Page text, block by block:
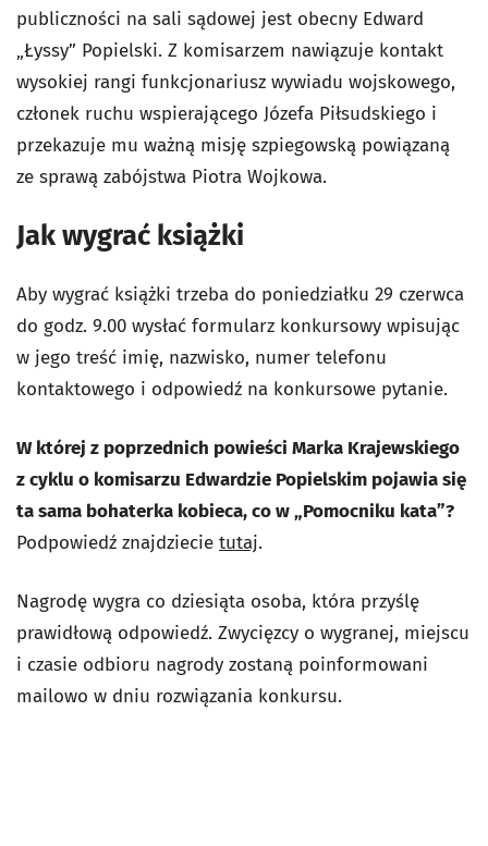
publiczności na sali sądowej jest obecny Edward
„Łyssy” Popielski. Z komisarzem nawiązuje kontakt
wysokiej rangi funkcjonariusz wywiadu wojskowego,
członek ruchu wspierającego Józefa Piłsudskiego i
przekazuje mu ważną misję szpiegowską powiązaną
ze sprawą zabójstwa Piotra Wojkowa.
Jak wygrać książki
Aby wygrać książki trzeba do poniedziałku 29 czerwca
do godz. 9.00 wysłać formularz konkursowy wpisując
w jego treść imię, nazwisko, numer telefonu
kontaktowego i odpowiedź na konkursowe pytanie.
W której z poprzednich powieści Marka Krajewskiego
z cyklu o komisarzu Edwardzie Popielskim pojawia się
ta sama bohaterka kobieca, co w „Pomocniku kata”?
Podpowiedź znajdziecie tutaj.
Nagrodę wygra co dziesiąta osoba, która przyślę
prawidłową odpowiedź. Zwycięzcy o wygranej, miejscu
i czasie odbioru nagrody zostaną poinformowani
mailowo w dniu rozwiązania konkursu.